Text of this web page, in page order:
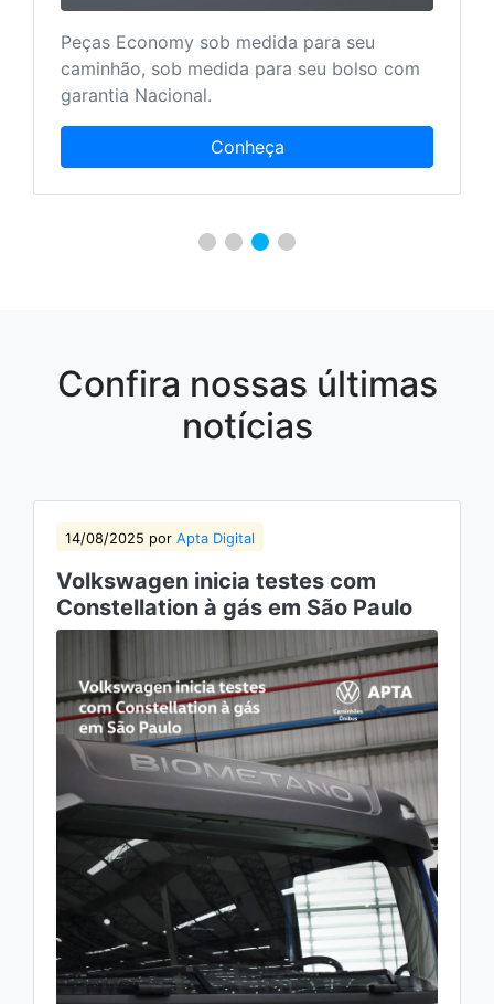
Peças Economy sob medida para seu
caminhão, sob medida para seu bolso com
garantia Nacional.
Conheça
Confira nossas últimas
notícias
14/08/2025 por Apta Digital
Volkswagen inicia testes com
Constellation à gás em São Paulo